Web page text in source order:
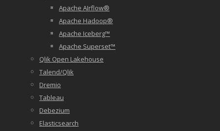
Apache AIrflow®
Apache Hadoop®
Apache Iceberg™
Apache Superset™
Qlik Open Lakehouse
Talend/Qlik
Dremio
Tableau
Debezium
Elasticsearch